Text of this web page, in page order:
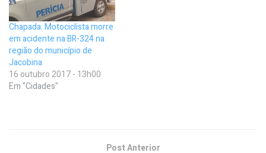
Chapada: Motociclista morre
em acidente na BR-324 na
região do município de
Jacobina
16 outubro 2017 - 13h00
Em "Cidades"
Post Anterior